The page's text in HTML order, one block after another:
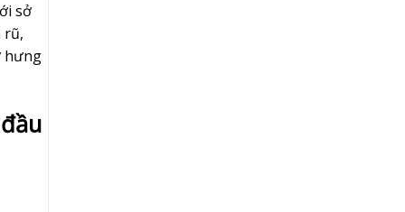
sở
rũ,
hưng